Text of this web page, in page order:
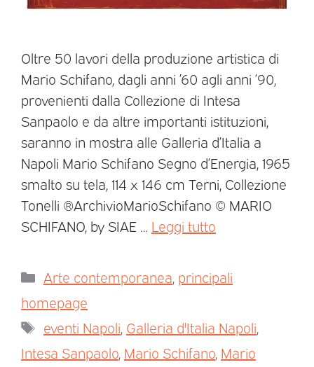
Oltre 50 lavori della produzione artistica di
Mario Schifano, dagli anni ’60 agli anni ’90,
provenienti dalla Collezione di Intesa
Sanpaolo e da altre importanti istituzioni,
saranno in mostra alle Galleria d’Italia a
Napoli Mario Schifano Segno d’Energia, 1965
smalto su tela, 114 x 146 cm Terni, Collezione
Tonelli ®ArchivioMarioSchifano © MARIO
SCHIFANO, by SIAE … Leggi tutto
Arte contemporanea principali
homepage
eventi Napoli Galleria d'Italia Napoli
Intesa Sanpaolo Mario Schifano Mario